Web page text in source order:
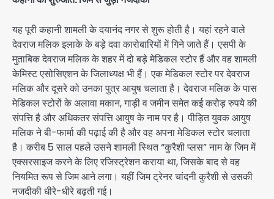
यह पूरी कहानी शामली के दयानंद नगर से शुरू होती है। यहां रहने वाले
देवराज मलिक इलाके के बड़े दवा कारोबारियों में गिने जाते हैं। एसपी के
मुताबिक देवराज मलिक के शहर में दो बड़े मेडिकल स्टोर हैं और वह शामली
केमिस्ट एसोसिएशन के जिलाध्यक्ष भी हैं। एक मेडिकल स्टोर पर देवराज
मलिक और दूसरे को उनका पुत्र आयुष चलाता है। देवराज मलिक के पास
मेडिकल स्टोरों के अलावा मकान, गाड़ी व जमीन समेत कई करोड़ रुपये की
संपत्ति है और अधिकतर संपत्ति आयुष के नाम पर है। पीड़ित युवक आयुष
मलिक ने बी-फार्मा की पढ़ाई की है और वह अपना मेडिकल स्टोर चलाता
है। करीब 5 साल पहले उसने शामली स्थित “कुरैशी प्लस” नाम के जिम में
एक्सरसाइज करने के लिए रजिस्ट्रेशन कराया था, जिसके बाद से वह
नियमित रूप से जिम आने लगा। यहीं जिम ट्रेनर चांदनी कुरैशी से उसकी
नजदीकी धीरे-धीरे बढ़ती गई।